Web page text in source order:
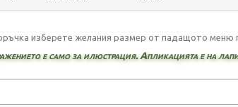
изберете желания размер от падащото меню
е само за илюстрация. Апликацията е на